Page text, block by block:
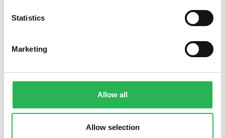
Statistics
Marketing
Allow all
Allow selection
Om fonden
Fondens bestyrelse
Direktør Christine E. Swane
Medarbejdere